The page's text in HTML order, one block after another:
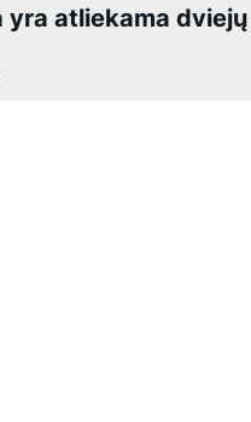
yra atliekama dviejų